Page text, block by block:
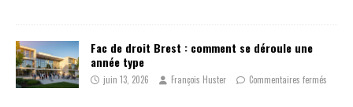
Fac de droit Brest : comment se déroule une
année type
juin 13, 2026 François Huster Commentaires fermés